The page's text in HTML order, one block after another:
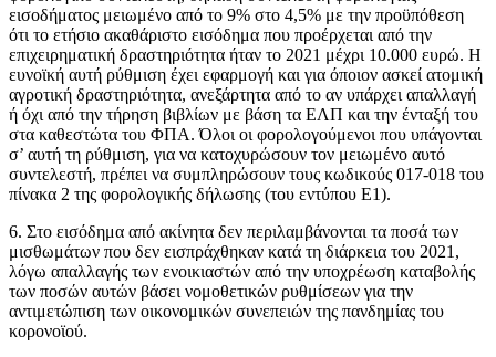
εισοδήματος μειωμένο από το 9% στο 4,5% με την προϋπόθεση
ότι το ετήσιο ακαθάριστο εισόδημα που προέρχεται από την
επιχειρηματική δραστηριότητα ήταν το 2021 μέχρι 10.000 ευρώ. Η
ευνοϊκή αυτή ρύθμιση έχει εφαρμογή και για όποιον ασκεί ατομική
αγροτική δραστηριότητα, ανεξάρτητα από το αν υπάρχει απαλλαγή
ή όχι από την τήρηση βιβλίων με βάση τα ΕΛΠ και την ένταξή του
στα καθεστώτα του ΦΠΑ. Όλοι οι φορολογούμενοι που υπάγονται
σ’ αυτή τη ρύθμιση, για να κατοχυρώσουν τον μειωμένο αυτό
συντελεστή, πρέπει να συμπληρώσουν τους κωδικούς 017-018 του
πίνακα 2 της φορολογικής δήλωσης (του εντύπου Ε1).
6. Στο εισόδημα από ακίνητα δεν περιλαμβάνονται τα ποσά των
μισθωμάτων που δεν εισπράχθηκαν κατά τη διάρκεια του 2021,
λόγω απαλλαγής των ενοικιαστών από την υποχρέωση καταβολής
των ποσών αυτών βάσει νομοθετικών ρυθμίσεων για την
αντιμετώπιση των οικονομικών συνεπειών της πανδημίας του
κορονοϊού.